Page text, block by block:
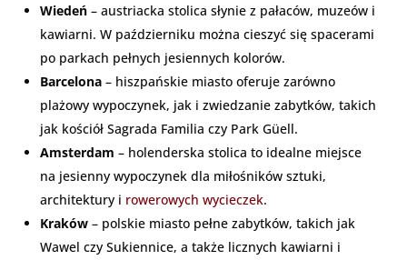
Wiedeń – austriacka stolica słynie z pałaców, muzeów i
kawiarni. W październiku można cieszyć się spacerami
po parkach pełnych jesiennych kolorów.
Barcelona – hiszpańskie miasto oferuje zarówno
plażowy wypoczynek, jak i zwiedzanie zabytków, takich
jak kościół Sagrada Familia czy Park Güell.
Amsterdam – holenderska stolica to idealne miejsce
na jesienny wypoczynek dla miłośników sztuki,
architektury i rowerowych wycieczek.
Kraków – polskie miasto pełne zabytków, takich jak
Wawel czy Sukiennice, a także licznych kawiarni i